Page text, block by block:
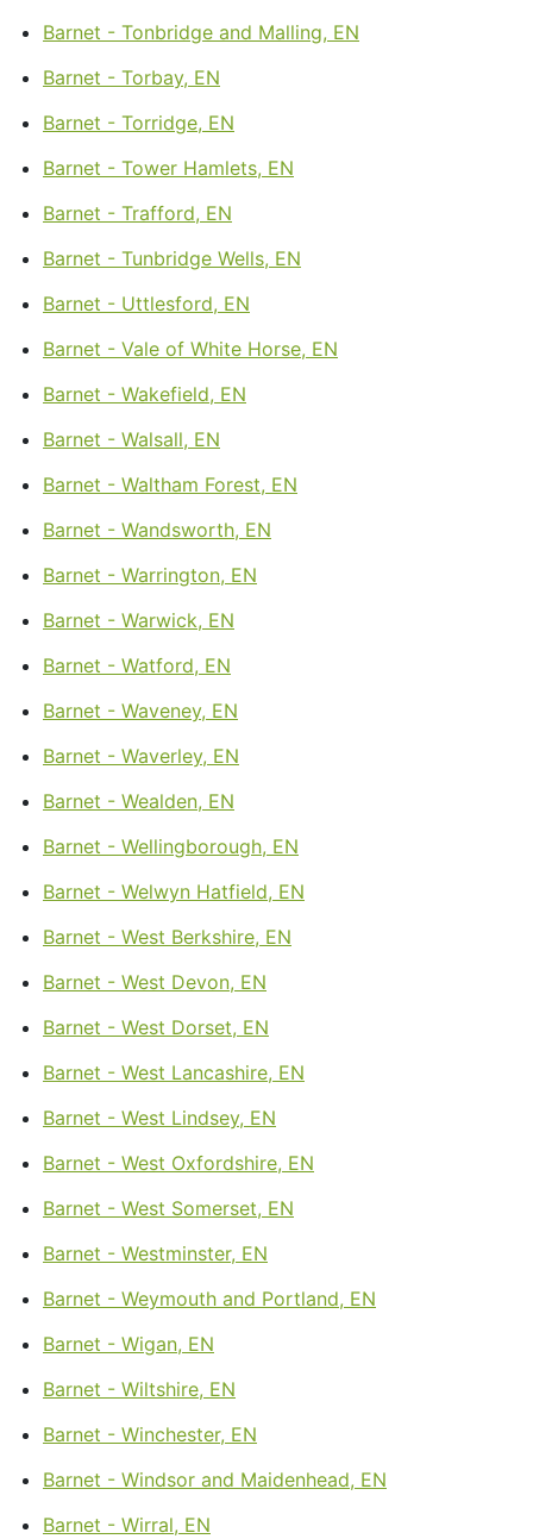
Barnet - Tonbridge and Malling, EN
Barnet - Torbay, EN
Barnet - Torridge, EN
Barnet - Tower Hamlets, EN
Barnet - Trafford, EN
Barnet - Tunbridge Wells, EN
Barnet - Uttlesford, EN
Barnet - Vale of White Horse, EN
Barnet - Wakefield, EN
Barnet - Walsall, EN
Barnet - Waltham Forest, EN
Barnet - Wandsworth, EN
Barnet - Warrington, EN
Barnet - Warwick, EN
Barnet - Watford, EN
Barnet - Waveney, EN
Barnet - Waverley, EN
Barnet - Wealden, EN
Barnet - Wellingborough, EN
Barnet - Welwyn Hatfield, EN
Barnet - West Berkshire, EN
Barnet - West Devon, EN
Barnet - West Dorset, EN
Barnet - West Lancashire, EN
Barnet - West Lindsey, EN
Barnet - West Oxfordshire, EN
Barnet - West Somerset, EN
Barnet - Westminster, EN
Barnet - Weymouth and Portland, EN
Barnet - Wigan, EN
Barnet - Wiltshire, EN
Barnet - Winchester, EN
Barnet - Windsor and Maidenhead, EN
Barnet - Wirral, EN